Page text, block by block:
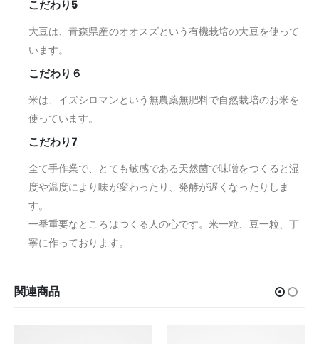
こだわり5
大豆は、青森県産のオオスズという有機栽培の大豆を使って
います。
こだわり６
米は、イズシロマンという無農薬無肥料で自然栽培のお米を
使っています。
こだわり7
全て手作業で、とても敏感である天然菌で味噌をつくると湿
度や温度により味が変わったり、発酵が遅くなったりしま
す。
一番重要なところはつくる人の心です。米一粒、豆一粒、丁
寧に作っております。
関連商品